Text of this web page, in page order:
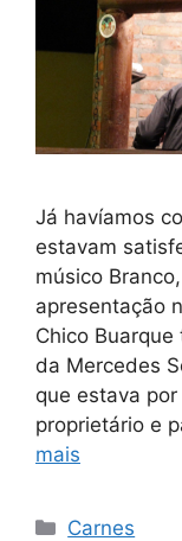
Já havíamos
estavam
músico
apresentação
Chico
da Mercedes
que estava
proprietário e
mais
Categorias
Carnes